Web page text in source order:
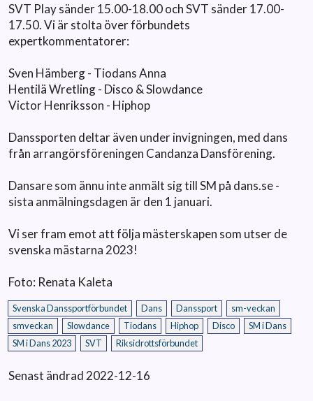
SVT Play sänder 15.00-18.00 och SVT sänder 17.00-
17.50. Vi är stolta över förbundets
expertkommentatorer:
Sven Hämberg - Tiodans Anna
Hentilä Wretling - Disco & Slowdance
Victor Henriksson - Hiphop
Danssporten deltar även under invigningen, med dans
från arrangörsföreningen Candanza Dansförening.
Dansare som ännu inte anmält sig till SM på dans.se -
sista anmälningsdagen är den 1 januari.
Vi ser fram emot att följa mästerskapen som utser de
svenska mästarna 2023!
Foto: Renata Kaleta
Svenska Danssportförbundet Dans Danssport
sm-veckan
smveckan
Slowdance Tiodans Hiphop Disco
SM i Dans
SM i Dans 2023
SVT Riksidrottsförbundet
Senast ändrad 2022-12-16